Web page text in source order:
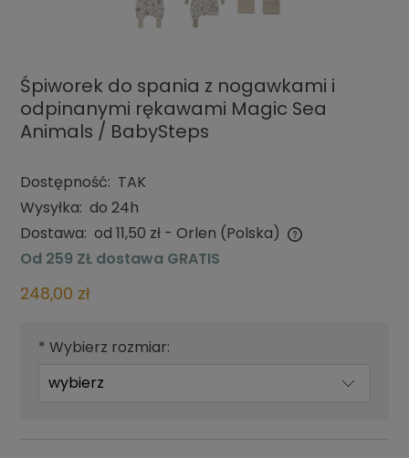
Śpiworek do spania z nogawkami i
odpinanymi rękawami Magic Sea
Animals / BabySteps
Dostępność: TAK
Wysyłka: do 24h
Dostawa: od 11,50 zł - Orlen (Polska)
Cena nie zawiera ewentualnych kosztów płatności
Od 259 ZŁ dostawa GRATIS
248,00 zł
* Wybierz rozmiar: